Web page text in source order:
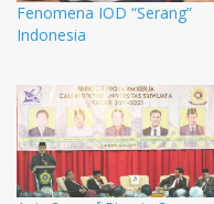
Fenomena IOD “Serang”
Indonesia